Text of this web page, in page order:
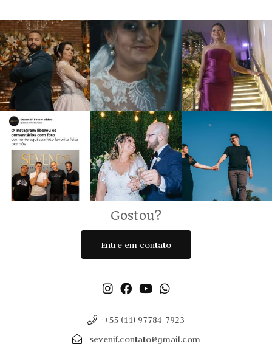
Gostou?
Entre em contato
+55 (11) 97784-7923
sevenif.contato@gmail.com